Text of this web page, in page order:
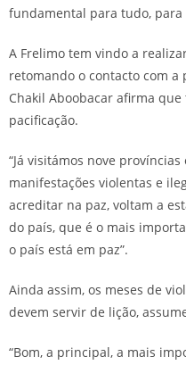
fundamental para tudo, para
A Frelimo tem vindo a
retomando o contacto com
Chakil Aboobacar afirma
pacificação.
“Já visitámos nove
manifestações violentas e
acreditar na paz, voltam a
do país, que é o mais
o país está em paz”.
Ainda assim, os meses de
devem servir de lição,
“Bom, a principal, a mais